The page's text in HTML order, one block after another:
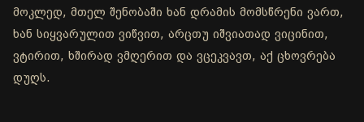
მოკლედ, მთელ შენობაში ხან დრამის მომსწრენი ვართ,
ხან სიყვარულით ვიწვით, არცთუ იშვიათად ვიცინით,
ვტირით, ხშირად ვმღერით და ვცეკვავთ, აქ ცხოვრება
დუღს.